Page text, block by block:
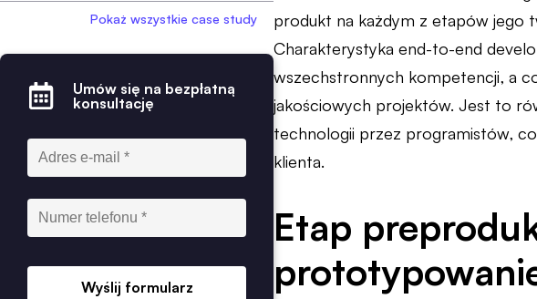
Pokaż wszystkie case study
Umów się na bezpłatną
konsultację
Wyślij formularz
produkt na każdym z etapów jego
Charakterystyka end-to-end
wszechstronnych kompetencji, a
jakościowych projektów. Jest to
technologii przez programistów,
klienta.
Etap